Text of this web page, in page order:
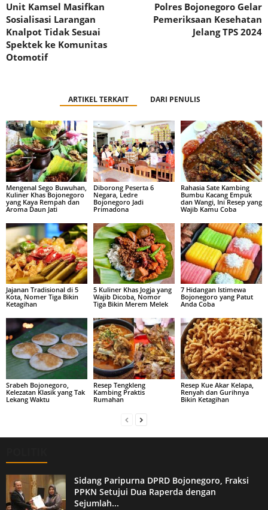
Unit Kamsel Masifkan
Sosialisasi Larangan
Knalpot Tidak Sesuai
Spektek ke Komunitas
Otomotif
Polres Bojonegoro Gelar
Pemeriksaan Kesehatan
Jelang TPS 2024
ARTIKEL TERKAIT DARI PENULIS
Mengenal Sego Buwuhan,
Kuliner Khas Bojonegoro
yang Kaya Rempah dan
Aroma Daun Jati
Diborong Peserta 6
Negara, Ledre
Bojonegoro Jadi
Primadona
Rahasia Sate Kambing
Bumbu Kacang Empuk
dan Wangi, Ini Resep yang
Wajib Kamu Coba
Jajanan Tradisional di 5
Kota, Nomer Tiga Bikin
Ketagihan
5 Kuliner Khas Jogja yang
Wajib Dicoba, Nomor
Tiga Bikin Merem Melek
7 Hidangan Istimewa
Bojonegoro yang Patut
Anda Coba
Srabeh Bojonegoro,
Kelezatan Klasik yang Tak
Lekang Waktu
Resep Tengkleng
Kambing Praktis
Rumahan
Resep Kue Akar Kelapa,
Renyah dan Gurihnya
Bikin Ketagihan
Sidang Paripurna DPRD Bojonegoro, Fraksi
PPKN Setujui Dua Raperda dengan
Sejumlah...